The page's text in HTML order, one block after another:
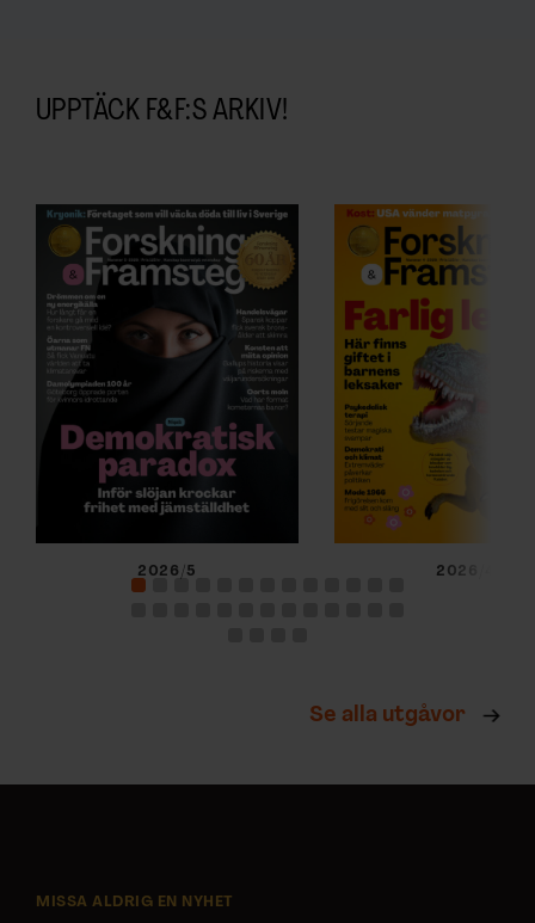
UPPTÄCK F&F:S ARKIV!
2026/5 2026/4
Se alla utgåvor
MISSA ALDRIG EN NYHET